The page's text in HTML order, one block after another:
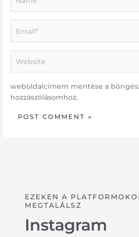
weboldalcímem mentése a
hozzászólásomhoz.
EZEKEN A
MEGTALÁLSZ
Instagram